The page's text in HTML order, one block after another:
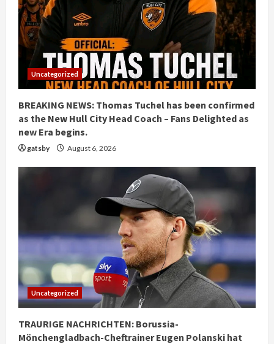
Uncategorized
BREAKING NEWS: Thomas Tuchel has been confirmed
as the New Hull City Head Coach – Fans Delighted as
new Era begins.
gatsby August 6, 2026
Uncategorized
TRAURIGE NACHRICHTEN: Borussia-
Mönchengladbach-Cheftrainer Eugen Polanski hat